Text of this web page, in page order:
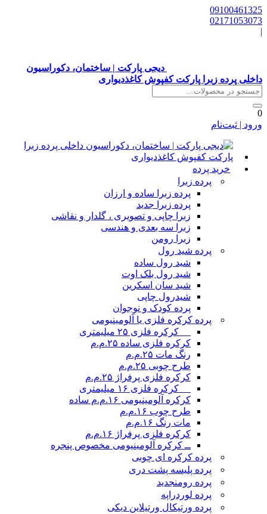
دیجی پارکت | ساختمان، دکوراسیون
پرده زبرا پارکت کفپوش کاغذدیواری
| ثبت‌نام
خرید پرده
پرده زبرا
پرده زبرا ساده و ارزان
پرده زبرا جدید
زبرا چاپی و تصویری ، گلدار و نقاشی
زبرا سه بعدی و هندسی
زبرا رومن
پرده شید رول
شید رول ساده
شید رول بلک اوت
شید سان اسکرین
شیدرول چاپی
پرده کودک و نوجوان
پرده کرکره فلزی یا آلومینیومی
__ کرکره فلزی ۲۵ میلیمتری
کرکره فلزی ساده ۲۵.م.م
رنگ مات ۲۵.م.م
طرح چوبی ۲۵.م.م
کرکره فلزی پرفراژ ۲۵.م.م
__ کرکره فلزی ۱۶ میلیمتری
کرکره آلومینیومی ۱۶.م.م ساده
طرح چوب ۱۶.م.م
مات رنگ ۱۶.م.م
کرکره فلزی پرفراژ ۱۶.م.م
ــ کرکره آلومینیومی مخصوص پنجره
پرده کرکره ای چوبی
پرده پلیسه پشت دری
پرده رومنجدید
پرده لوردراپه
پرده ورتیکال ورتیلاین دیکی